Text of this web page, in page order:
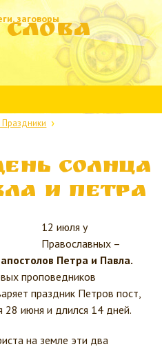
заговоры
Солнца
и Петра
12 июля у
Православных –
Петра и Павла.
проповедников
праздник Петров пост,
28 июня и длился 14 дней.
на земле эти два